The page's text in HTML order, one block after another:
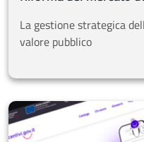
La gestione strategica
valore pubblico